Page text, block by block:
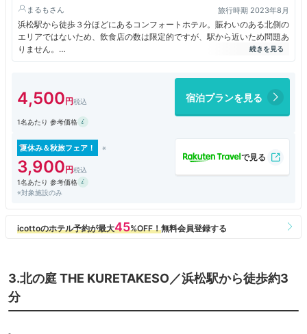
まるも 旅行時期 2023年8月
浜松駅から徒歩３分ほどにあるコンフォートホテル。賑わいのある北側の
エリアではないため、飲食店の数は限定的ですが、駅から近いため問題あ
りません。
部屋は広いわけではありませんが、ベッドサイドにコンセントやUSBポ
4,500 宿泊プランを見る
1名あたり 参考価格
夏休み＆秋旅フェア！
3,900
1名あたり 参考価格
※対象施設のみ
3.北の庭 THE KURETAKESO／浜松駅から徒歩約3
分